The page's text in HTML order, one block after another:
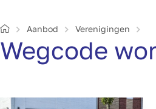
HomeAanbod Verenigingen
Wegcode